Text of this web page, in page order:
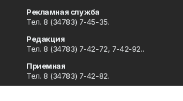
Рекламная служба
Тел. 8 (34783) 7-45-35.
Редакция
Тел. 8 (34783) 7-42-72, 7-42-92..
Приемная
Тел. 8 (34783) 7-42-82.